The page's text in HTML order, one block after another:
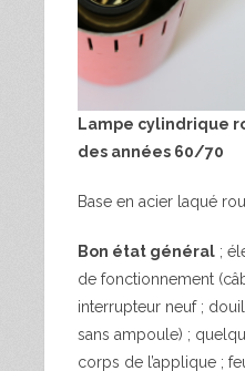
Lampe cylindrique
des années 60/70
Base en acier laqué
Bon état général ;
de fonctionnement
interrupteur neuf ;
sans ampoule) ;
corps de l’applique ;